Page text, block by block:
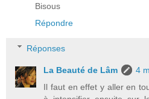
Bisous
Répondre
Réponses
La Beauté de Lâm
4
Il faut en effet y aller en